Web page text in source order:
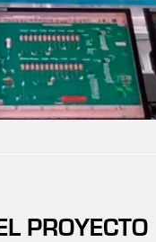
PROYECTO